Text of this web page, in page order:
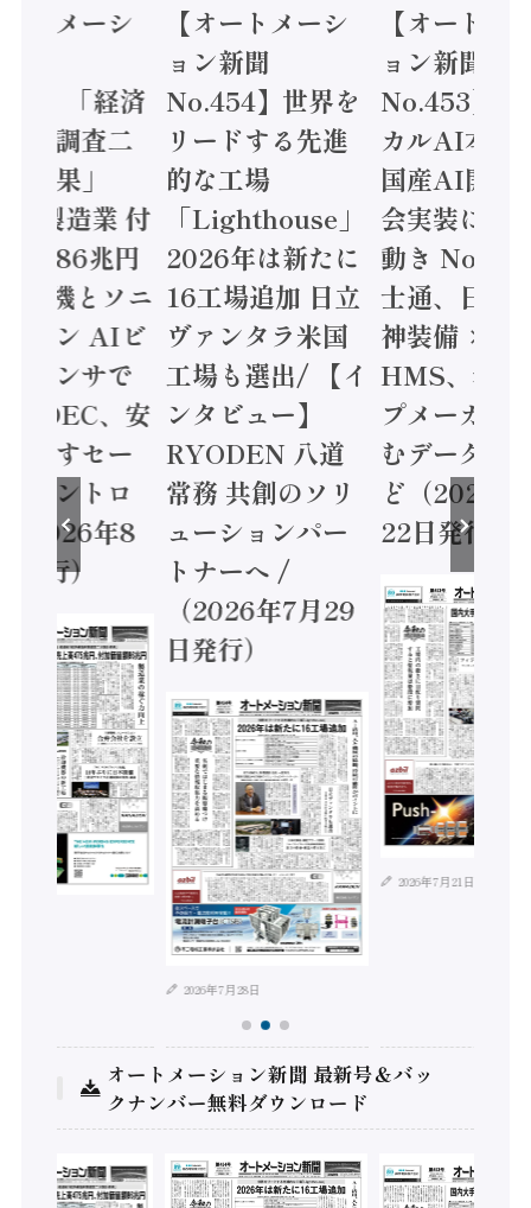
トメーシ
】「経済
態調査二
結果」
年製造業 付
額86兆円
電機とソニ
コン AIビ
センサで
/ IDEC、安
かすセー
コントロ
2026年8
発行）
【オートメーシ
ョン新聞
No.454】世界を
リードする先進
的な工場
「Lighthouse」
2026年は新たに
16工場追加 日立
ヴァンタラ米国
工場も選出/ 【イ
ンタビュー】
RYODEN 八道
常務 共創のソリ
ューションパー
トナーへ /
（2026年7月29
日発行）
2026年7月28日
【オートメ
ョン新聞
No.453】フ
カルAI本格
国産AI開発
会実装に活
動き
士通、日立
神装備 ×
HMS、老舗
プメーカー
むデータ活
ど（2026年
22日発行）
2026年7月21日
オートメーション新聞 最新号＆バッ
クナンバー無料ダウンロード